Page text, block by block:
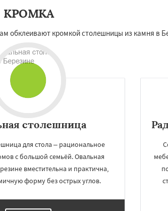
КРОМКА
обклеивают кромкой столешницы из камня в
столешница
для стола – рациональное
с большой семьёй. Овальная
вместительна и практична,
форму без острых углов.×